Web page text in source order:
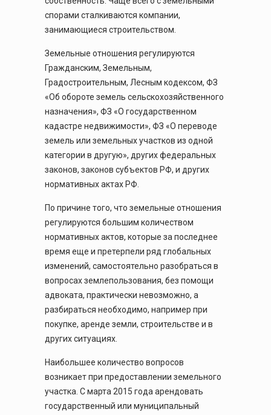
спорами сталкиваются компании,
занимающиеся строительством.
Земельные отношения регулируются
Гражданским, Земельным,
Градостроительным, Лесным кодексом, ФЗ
«Об обороте земель сельскохозяйственного
назначения», ФЗ «О государственном
кадастре недвижимости», ФЗ «О переводе
земель или земельных участков из одной
категории в другую», других федеральных
законов, законов субъектов РФ, и других
нормативных актах РФ.
По причине того, что земельные отношения
регулируются большим количеством
нормативных актов, которые за последнее
время еще и претерпели ряд глобальных
изменений, самостоятельно разобраться в
вопросах землепользования, без помощи
адвоката, практически невозможно, а
разбираться необходимо, например при
покупке, аренде земли, строительстве и в
других ситуациях.
Наибольшее количество вопросов
возникает при предоставлении земельного
участка. С марта 2015 года арендовать
государственный или муниципальный